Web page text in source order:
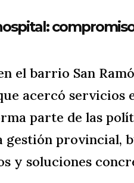
el barrio San
acercó servicios
parte de las
provincial,
y soluciones